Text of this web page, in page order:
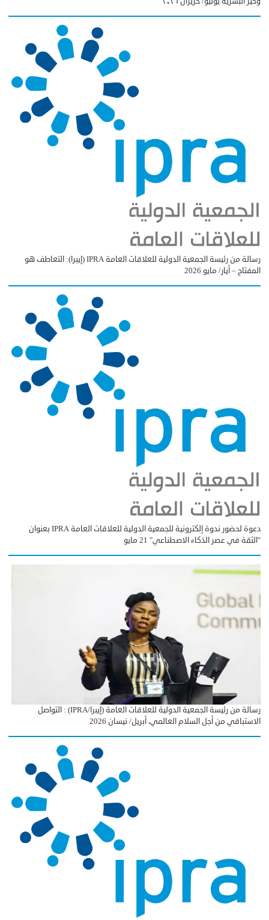
رسالة من رئيسة الجمعية الدولية للعلاقات العامة IPRA (إيبرا): التعاطف هو
المفتاح – أيار/ مايو 2026
دعوة لحضور ندوة إلكترونية للجمعية الدولية للعلاقات العامة IPRA بعنوان
"الثقة في عصر الذكاء الاصطناعي" 21 مايو
رسالة من رئيسة الجمعية الدولية للعلاقات العامة (إيبرا/IPRA) : التواصل
الاستباقي من أجل السلام العالمي، أبريل/ نيسان 2026